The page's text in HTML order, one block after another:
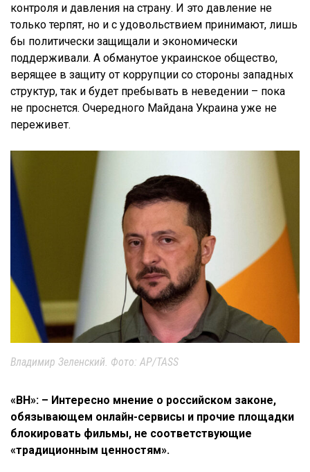
контроля и давления на страну. И это давление не
только терпят, но и с удовольствием принимают, лишь
бы политически защищали и экономически
поддерживали. А обманутое украинское общество,
верящее в защиту от коррупции со стороны западных
структур, так и будет пребывать в неведении – пока
не проснется. Очередного Майдана Украина уже не
переживет.
Владимир Зеленский. Фото: AP/TASS
«ВН»: – Интересно мнение о российском законе,
обязывающем онлайн-сервисы и прочие площадки
блокировать фильмы, не соответствующие
«традиционным ценностям».